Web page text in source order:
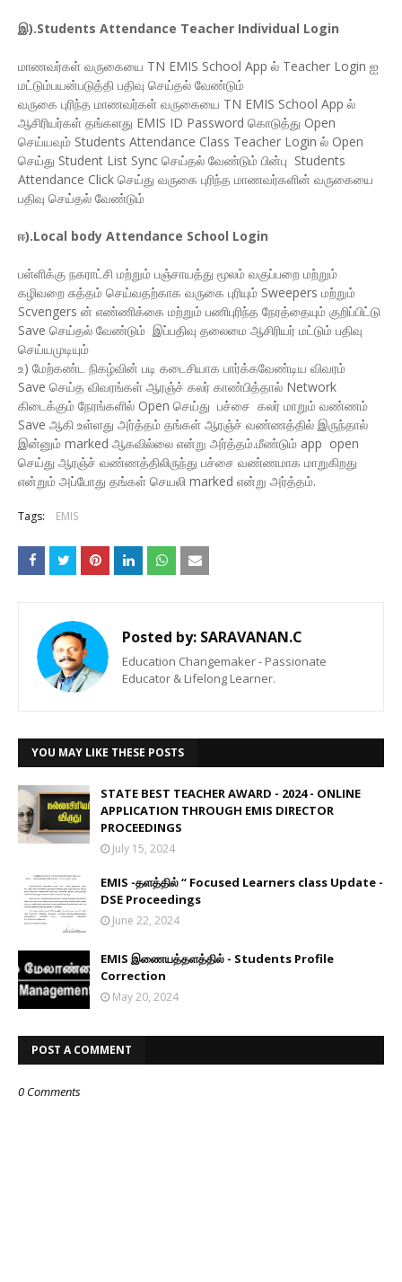
இ).Students Attendance Teacher Individual Login
மாணவர்கள் வருகையை TN EMIS School App ல் Teacher Login ஐ
மட்டும்பயன்படுத்தி பதிவு செய்தல் வேண்டும்
வருகை புரிந்த மாணவர்கள் வருகையை TN EMIS School App ல்
ஆசிரியர்கள் தங்களது EMIS ID Password கொடுத்து Open
செய்யவும் Students Attendance Class Teacher Login ல் Open
செய்து Student List Sync செய்தல் வேண்டும் பின்பு Students
Attendance Click செய்து வருகை புரிந்த மாணவர்களின் வருகையை
பதிவு செய்தல் வேண்டும்
ஈ).Local body Attendance School Login
பள்ளிக்கு நகராட்சி மற்றும் பஞ்சாயத்து மூலம் வகுப்பறை மற்றும்
கழிவறை சுத்தம் செய்வதற்காக வருகை புரியும் Sweepers மற்றும்
Scvengers ன் எண்ணிக்கை மற்றும் பணிபுரிந்த நேரத்தையும் குறிப்பிட்டு
Save செய்தல் வேண்டும் இப்பதிவு தலைமை ஆசிரியர் மட்டும் பதிவு
செய்யமுடியும்
உ) மேற்கண்ட நிகழ்வின் படி கடைசியாக பார்க்கவேண்டிய விவரம்
Save செய்த விவரங்கள் ஆரஞ்ச் கலர் காண்பித்தால் Network
கிடைக்கும் நேரங்களில் Open செய்து பச்சை கலர் மாறும் வண்ணம்
Save ஆகி உள்ளது அர்த்தம் தங்கள் ஆரஞ்ச் வண்ணத்தில் இருந்தால்
இன்னும் marked ஆகவில்லை என்று அர்த்தம்.மீண்டும் app open
செய்து ஆரஞ்ச் வண்ணத்திலிருந்து பச்சை வண்ணமாக மாறுகிறது
என்றும் அப்போது தங்கள் செயலி marked என்று அர்த்தம்.
Tags: EMIS
Posted by: SARAVANAN.C
Education Changemaker - Passionate
Educator & Lifelong Learner.
YOU MAY LIKE THESE POSTS
STATE BEST TEACHER AWARD - 2024 - ONLINE
APPLICATION THROUGH EMIS DIRECTOR
PROCEEDINGS
July 15, 2024
EMIS -தளத்தில் “ Focused Learners class Update -
DSE Proceedings
June 22, 2024
EMIS இணையத்தளத்தில் - Students Profile
Correction
May 20, 2024
POST A COMMENT
0 Comments